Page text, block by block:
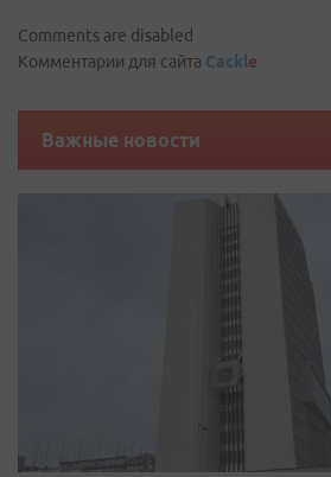
Comments are disabled
Комментарии для сайта Cackle
Важные новости